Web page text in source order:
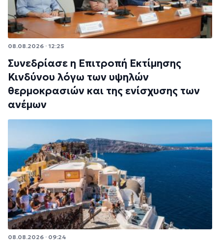
08.08.2026 · 12:25
Συνεδρίασε η Επιτροπή Εκτίμησης
Κινδύνου λόγω των υψηλών
θερμοκρασιών και της ενίσχυσης των
ανέμων
08.08.2026 · 09:24